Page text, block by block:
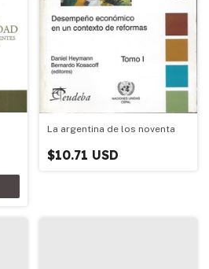
La argentina de los noventa
$10.71 USD